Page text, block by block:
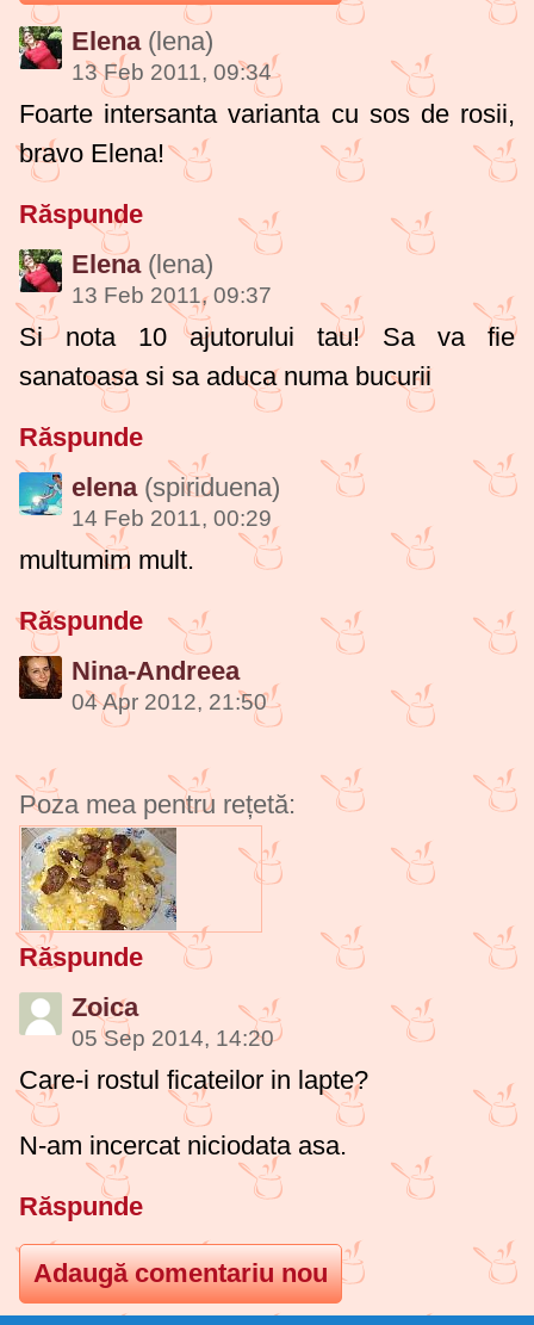
Elena (lena)
13 Feb 2011, 09:34
Foarte intersanta varianta cu sos de rosii,
bravo Elena!
Răspunde
Elena (lena)
13 Feb 2011, 09:37
Si nota 10 ajutorului tau! Sa va fie
sanatoasa si sa aduca numa bucurii
Răspunde
elena (spiriduena)
14 Feb 2011, 00:29
multumim mult.
Răspunde
Nina-Andreea
04 Apr 2012, 21:50
Poza mea pentru rețetă:
Răspunde
Zoica
05 Sep 2014, 14:20
Care-i rostul ficateilor in lapte?
N-am incercat niciodata asa.
Răspunde